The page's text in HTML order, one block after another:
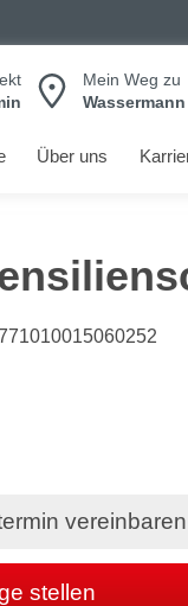
Mein Weg zu
Wassermann
Über uns
vereinbaren
stellen